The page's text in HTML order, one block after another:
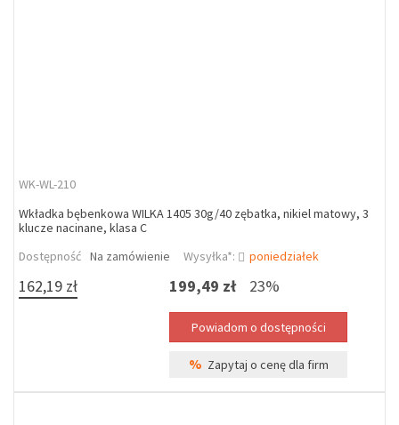
WK-WL-210
Wkładka bębenkowa WILKA 1405 30g/40 zębatka, nikiel matowy, 3
klucze nacinane, klasa C
Dostępność Na zamówienie Wysyłka*: poniedziałek
162,19 zł 199,49 zł 23%
% Zapytaj o cenę dla firm